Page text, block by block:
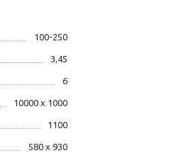
100-250
3,45
6
10000 х 1000
1100
580 х 930